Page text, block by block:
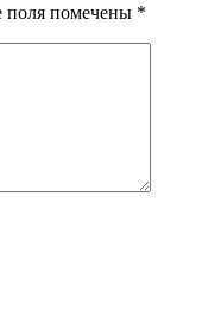
поля помечены *